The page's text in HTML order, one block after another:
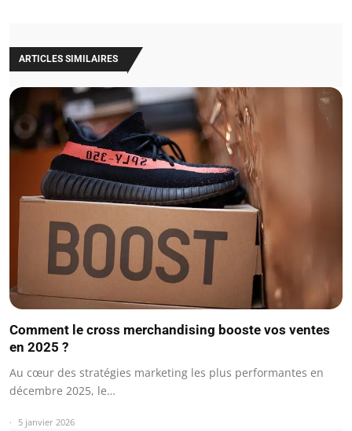
ARTICLES SIMILAIRES
Comment le cross merchandising booste vos ventes
en 2025 ?
Au cœur des stratégies marketing les plus performantes en
décembre 2025, le…
5 janvier 2026